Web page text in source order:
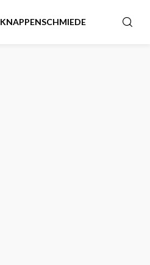
KNAPPENSCHMIEDE